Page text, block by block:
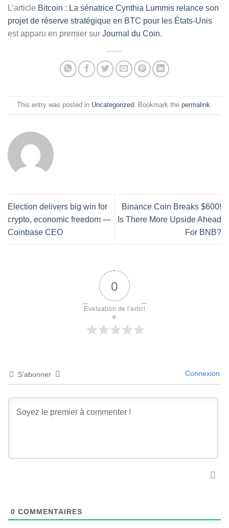
L’article Bitcoin : La sénatrice Cynthia Lummis relance son
projet de réserve stratégique en BTC pour les États-Unis
est apparu en premier sur Journal du Coin.
This entry was posted in Uncategorized. Bookmark the permalink.
Election delivers big win for
crypto, economic freedom —
Coinbase CEO
Binance Coin Breaks $600!
Is There More Upside Ahead
For BNB?
0
Évaluation de l'articl
e
S’abonner Connexion
0 COMMENTAIRES